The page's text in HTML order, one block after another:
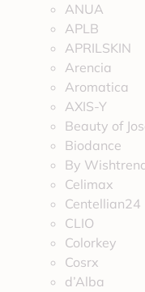
ANUA
APLB
APRILSKIN
Arencia
Aromatica
AXIS-Y
Beauty of
Biodance
By
Celimax
Centellian24
CLIO
Colorkey
Cosrx
d’Alba